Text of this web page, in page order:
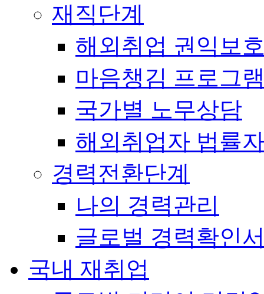
재직단계
해외취업 권익보
마음챙김 프로그
국가별 노무상담
해외취업자 법률
경력전환단계
나의 경력관리
글로벌 경력확인
국내 재취업